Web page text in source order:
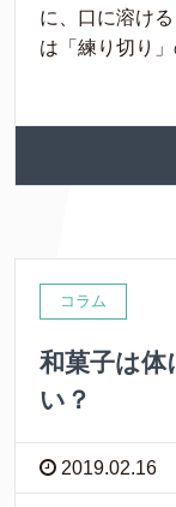
に、口に溶け
は「練り切り
コラム
和菓子は体
い？
2019.02.16